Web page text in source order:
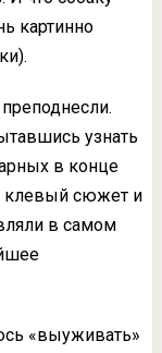
картинно
узнать
в конце
клевый сюжет и
в самом
«выуживать»